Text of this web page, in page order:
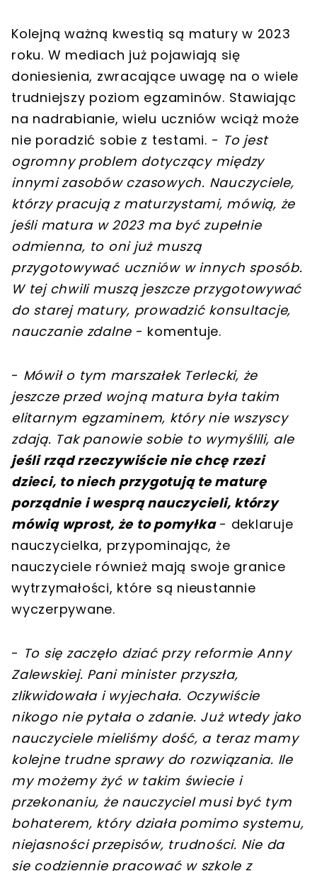
Kolejną ważną kwestią są matury w 2023
roku. W mediach już pojawiają się
doniesienia, zwracające uwagę na o wiele
trudniejszy poziom egzaminów. Stawiając
na nadrabianie, wielu uczniów wciąż może
nie poradzić sobie z testami. - To jest
ogromny problem dotyczący między
innymi zasobów czasowych. Nauczyciele,
którzy pracują z maturzystami, mówią, że
jeśli matura w 2023 ma być zupełnie
odmienna, to oni już muszą
przygotowywać uczniów w innych sposób.
W tej chwili muszą jeszcze przygotowywać
do starej matury, prowadzić konsultacje,
nauczanie zdalne - komentuje.
- Mówił o tym marszałek Terlecki, że
jeszcze przed wojną matura była takim
elitarnym egzaminem, który nie wszyscy
zdają. Tak panowie sobie to wymyślili, ale
jeśli rząd rzeczywiście nie chcę rzezi
dzieci, to niech przygotują te maturę
porządnie i wesprą nauczycieli, którzy
mówią wprost, że to pomyłka- deklaruje
nauczycielka, przypominając, że
nauczyciele również mają swoje granice
wytrzymałości, które są nieustannie
wyczerpywane.
- To się zaczęło dziać przy reformie Anny
Zalewskiej. Pani minister przyszła,
zlikwidowała i wyjechała. Oczywiście
nikogo nie pytała o zdanie. Już wtedy jako
nauczyciele mieliśmy dość, a teraz mamy
kolejne trudne sprawy do rozwiązania. Ile
my możemy żyć w takim świecie i
przekonaniu, że nauczyciel musi być tym
bohaterem, który działa pomimo systemu,
niejasności przepisów, trudności. Nie da
się codziennie pracować w szkole z